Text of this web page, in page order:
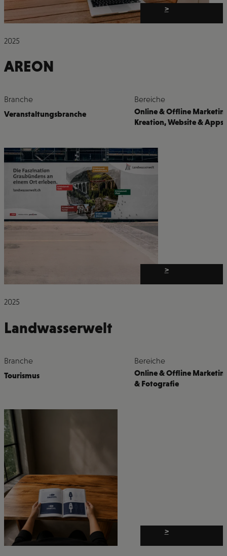
>
2025
AREON
Branche
Veranstaltungsbranche
Bereiche
Online & Offline
Kreation,Website & Apps
>
2025
Landwasserwelt
Branche
Tourismus
Bereiche
Online & Offline
& Fotografie
>